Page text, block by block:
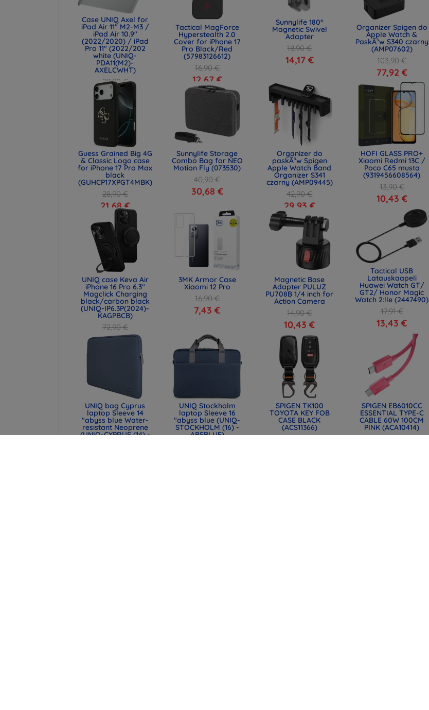
Case UNIQ Axel for
iPad Air 11" M2-M3 /
iPad Air 10.9"
(2022/2020) / iPad
Pro 11" (2022/202
white (UNIQ-
PDA11(M2)-
AXELCWHT)
28,90 €
21,68 €
Tactical MagForce
Hyperstealth 2.0
Cover for iPhone 17
Pro Black/Red
(57983126612)
16,90 €
12,67 €
Guess Grained Big 4G
& Classic Logo case
for iPhone 17 Pro Max
black
(GUHCP17XPGT4MBK)
28,90 €
21,68 €
Sunnylife Storage
Combo Bag for NEO
Motion Fly (073530)
40,90 €
30,68 €
UNIQ case Keva Air
iPhone 16 Pro 6.3"
Magclick Charging
black/carbon black
(UNIQ-IP6.3P(2024)-
KAGPBCB)
72,90 €
54,67 €
3MK Armor Case
Xiaomi 12 Pro
16,90 €
7,43 €
UNIQ bag Cyprus
laptop Sleeve 14
"abyss blue Water-
resistant Neoprene
(UNIQ-CYPRUS (14) -
UNIQ Stockholm
laptop Sleeve 16
"abyss blue (UNIQ-
STOCKHOLM (16) -
ABSBLUE)
Sunnylife 180°
Magnetic Swivel
Adapter
18,90 €
14,17 €
Organizer Spigen do
Apple Watch &
PaskÃ³w S340 czarny
(AMP07602)
103,90 €
77,92 €
Organizer do
paskÃ³w Spigen
Apple Watch Band
Organizer S341
czarny (AMP09445)
42,90 €
29,93 €
HOFI GLASS PRO+
Xiaomi Redmi 13C /
Poco C65 musta
(9319456608564)
13,90 €
10,43 €
Magnetic Base
Adapter PULUZ
PU708B 1/4 inch for
Action Camera
14,90 €
10,43 €
Tactical USB
Latauskaapeli
Huawei Watch GT/
GT2/ Honor Magic
Watch 2:lle (2447490)
17,91 €
13,43 €
SPIGEN TK100
TOYOTA KEY FOB
CASE BLACK
(ACS11366)
SPIGEN EB6010CC
ESSENTIAL TYPE-C
CABLE 60W 100CM
PINK (ACA10414)